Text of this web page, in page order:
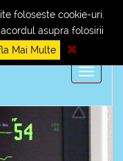
Cum cumpar?
Toggle
foloseste cookie-uri.
asupra folosirii
Mai Multe